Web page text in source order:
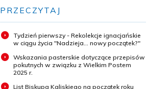
PRZECZYTAJ
Tydzień pierwszy - Rekolekcje ignacjańskie
w ciągu życia "Nadzieja... nowy początek?"
Wskazania pasterskie dotyczące przepisów
pokutnych w związku z Wielkim Postem
2025 r.
List Biskupa Kaliskiego na początek roku